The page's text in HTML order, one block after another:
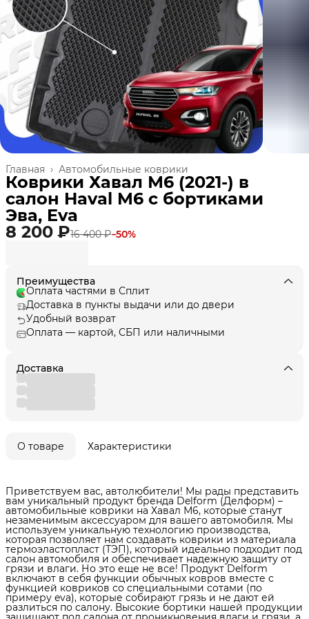
Автомобильные коврики
Главная ›
Коврики Хавал М6 (2021-) в
cалон Haval M6 с бортиками
Эва, Eva
8 200 ₽16 400 ₽−50%
Преимущества
Оплата частями в Сплит
Доставка в пункты выдачи или до двери
Удобный возврат
Оплата — картой, СБП или наличными
Доставка
О товаре Характеристики
Приветствуем вас, автолюбители! Мы рады представить
вам уникальный продукт бренда Delform (Делформ) –
автомобильные коврики на Хавал М6, которые станут
незаменимым аксессуаром для вашего автомобиля. Мы
используем уникальную технологию производства,
которая позволяет нам создавать коврики из материала
термоэластопласт (ТЭП), который идеально подходит под
салон автомобиля и обеспечивает надежную защиту от
грязи и влаги. Но это еще не все! Продукт Delform
включают в себя функции обычных ковров вместе с
функцией ковриков со специальными сотами (по
примеру eva), которые собирают грязь и не дают ей
разлиться по салону. Высокие бортики нашей продукции